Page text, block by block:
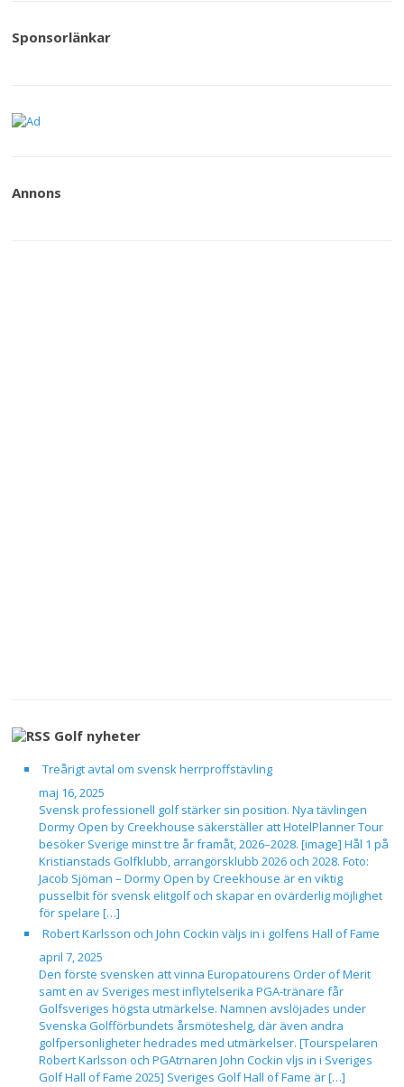
Sponsorlänkar
Annons
Golf nyheter
Treårigt avtal om svensk herrproffstävling
maj 16, 2025
Svensk professionell golf stärker sin position. Nya tävlingen
Dormy Open by Creekhouse säkerställer att HotelPlanner Tour
besöker Sverige minst tre år framåt, 2026–2028. [image] Hål 1 på
Kristianstads Golfklubb, arrangörsklubb 2026 och 2028. Foto:
Jacob Sjöman – Dormy Open by Creekhouse är en viktig
pusselbit för svensk elitgolf och skapar en ovärderlig möjlighet
för spelare […]
Robert Karlsson och John Cockin väljs in i golfens Hall of Fame
april 7, 2025
Den förste svensken att vinna Europatourens Order of Merit
samt en av Sveriges mest inflytelserika PGA-tränare får
Golfsveriges högsta utmärkelse. Namnen avslöjades under
Svenska Golfförbundets årsmöteshelg, där även andra
golfpersonligheter hedrades med utmärkelser. [Tourspelaren
Robert Karlsson och PGAtrnaren John Cockin vljs in i Sveriges
Golf Hall of Fame 2025] Sveriges Golf Hall of Fame är […]